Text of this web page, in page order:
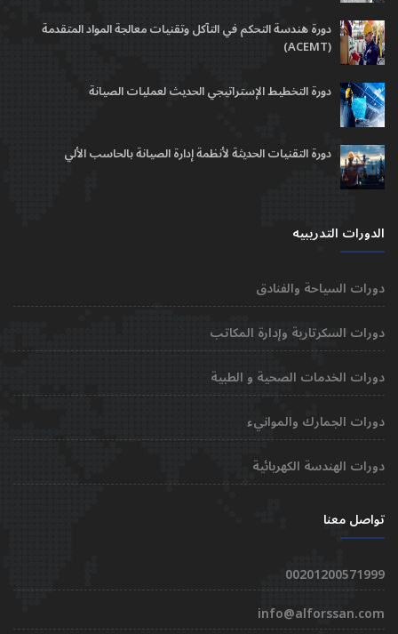
دورة هندسة التحكم في التآكل وتقنيات معالجة المواد المتقدمة
(ACEMT)
دورة التخطيط الإستراتيجي الحديث لعمليات الصيانة
دورة التقنيات الحديثة لأنظمة إدارة الصيانة بالحاسب الألي
الدورات التدريبيه
دورات السياحة والفنادق
دورات السكرتارية وإدارة المكاتب
دورات الخدمات الصحية و الطبية
دورات الجمارك والموانيء
دورات الهندسة الكهربائية
تواصل معنا
00201200571999
info@alforssan.com